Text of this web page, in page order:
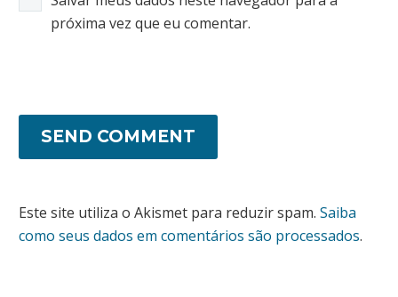
próxima vez que eu comentar.
SEND COMMENT
Este site utiliza o Akismet para reduzir spam. Saiba
como seus dados em comentários são processados.